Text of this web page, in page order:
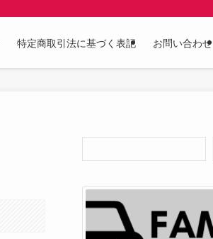
特定商取引法に基づく表記 お問い合わせ